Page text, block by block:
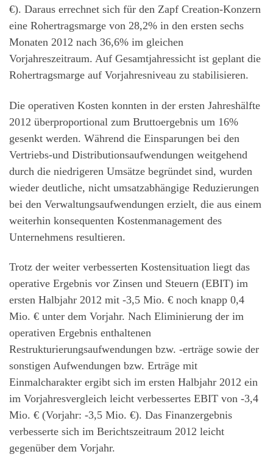
€). Daraus errechnet sich für den Zapf Creation-Konzern
eine Rohertragsmarge von 28,2% in den ersten sechs
Monaten 2012 nach 36,6% im gleichen
Vorjahreszeitraum. Auf Gesamtjahressicht ist geplant die
Rohertragsmarge auf Vorjahresniveau zu stabilisieren.
Die operativen Kosten konnten in der ersten Jahreshälfte
2012 überproportional zum Bruttoergebnis um 16%
gesenkt werden. Während die Einsparungen bei den
Vertriebs-und Distributionsaufwendungen weitgehend
durch die niedrigeren Umsätze begründet sind, wurden
wieder deutliche, nicht umsatzabhängige Reduzierungen
bei den Verwaltungsaufwendungen erzielt, die aus einem
weiterhin konsequenten Kostenmanagement des
Unternehmens resultieren.
Trotz der weiter verbesserten Kostensituation liegt das
operative Ergebnis vor Zinsen und Steuern (EBIT) im
ersten Halbjahr 2012 mit -3,5 Mio. € noch knapp 0,4
Mio. € unter dem Vorjahr. Nach Eliminierung der im
operativen Ergebnis enthaltenen
Restrukturierungsaufwendungen bzw. -erträge sowie der
sonstigen Aufwendungen bzw. Erträge mit
Einmalcharakter ergibt sich im ersten Halbjahr 2012 ein
im Vorjahresvergleich leicht verbessertes EBIT von -3,4
Mio. € (Vorjahr: -3,5 Mio. €). Das Finanzergebnis
verbesserte sich im Berichtszeitraum 2012 leicht
gegenüber dem Vorjahr.